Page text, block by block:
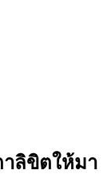
าลิขิตให้มา